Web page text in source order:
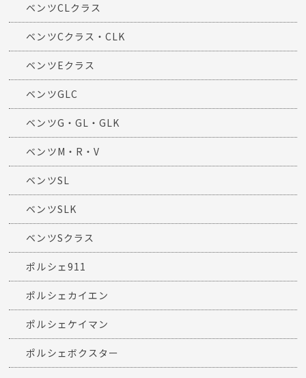
ベンツCLクラス
ベンツCクラス・CLK
ベンツEクラス
ベンツGLC
ベンツG・GL・GLK
ベンツM・R・V
ベンツSL
ベンツSLK
ベンツSクラス
ポルシェ911
ポルシェカイエン
ポルシェケイマン
ポルシェボクスター